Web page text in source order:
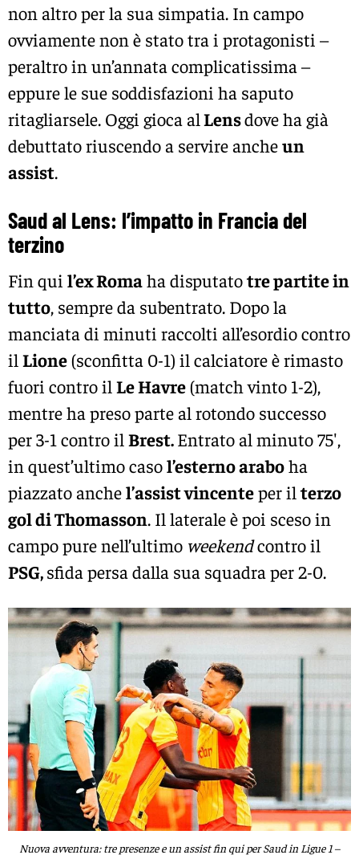
non altro per la sua simpatia. In campo
ovviamente non è stato tra i protagonisti –
peraltro in un’annata complicatissima –
eppure le sue soddisfazioni ha saputo
ritagliarsele. Oggi gioca alLensdove ha già
debuttato riuscendo a servire ancheun
assist.
Saud al Lens: l’impatto in Francia del
terzino
Fin qui l’ex Romaha disputatotre partite in
tutto, sempre da subentrato. Dopo la
manciata di minuti raccolti all’esordio contro
il Lione(sconfitta 0-1) il calciatore è rimasto
fuori contro il Le Havre(match vinto 1-2),
mentre ha preso parte al rotondo successo
per 3-1 contro il Brest.Entrato al minuto 75′,
in quest’ultimo casol’esterno araboha
piazzato anchel’assist vincenteper il terzo
gol di Thomasson. Il laterale è poi sceso in
campo pure nell’ultimo weekendcontro il
PSG,sfida persa dalla sua squadra per 2-0.
Nuova avventura: tre presenze e un assist fin qui per Saud in Ligue 1 –